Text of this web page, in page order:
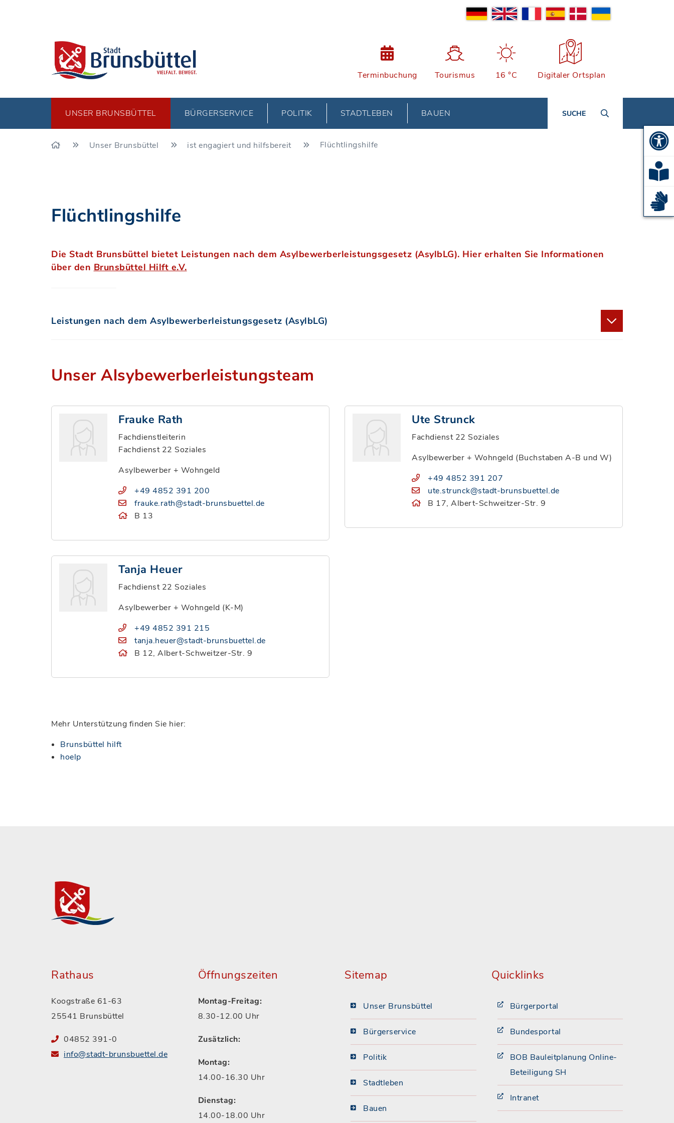
Terminbuchung Tourismus 16 °C Digitaler Ortsplan
UNSER BRUNSBÜTTEL BÜRGERSERVICE POLITIK STADTLEBEN BAUEN SUCHE
Unser Brunsbüttel ist engagiert und hilfsbereit Flüchtlingshilfe
Flüchtlingshilfe
Die Stadt Brunsbüttel bietet Leistungen nach dem Asylbewerberleistungsgesetz (AsylbLG). Hier erhalten Sie Informationen
über den Brunsbüttel Hilft e.V.
Leistungen nach dem Asylbewerberleistungsgesetz (AsylbLG)
Unser Alsybewerberleistungsteam
Frauke Rath
Fachdienstleiterin
Fachdienst 22 Soziales
Asylbewerber + Wohngeld
+49 4852 391 200
frauke.rath@stadt-brunsbuettel.de
B 13
Ute Strunck
Fachdienst 22 Soziales
Asylbewerber + Wohngeld (Buchstaben A-B und W)
+49 4852 391 207
ute.strunck@stadt-brunsbuettel.de
B 17, Albert-Schweitzer-Str. 9
Tanja Heuer
Fachdienst 22 Soziales
Asylbewerber + Wohngeld (K-M)
+49 4852 391 215
tanja.heuer@stadt-brunsbuettel.de
B 12, Albert-Schweitzer-Str. 9
Mehr Unterstützung finden Sie hier:
Brunsbüttel hilft
hoelp
Rathaus
Koogstraße 61-63
25541 Brunsbüttel
04852 391-0
info@stadt-brunsbuettel.de
Öffnungszeiten
Montag-Freitag:
8.30-12.00 Uhr
Zusätzlich:
Montag:
14.00-16.30 Uhr
Dienstag:
14.00-18.00 Uhr
Sitemap
Unser Brunsbüttel
Bürgerservice
Politik
Stadtleben
Bauen
Quicklinks
Bürgerportal
Bundesportal
BOB Bauleitplanung Online-
Beteiligung SH
Intranet